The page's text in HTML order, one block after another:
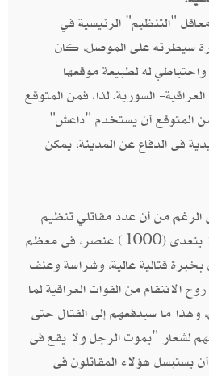
"التنظيم" الرئيسية في
سيطرته على الموصل، كان
له لطبيعة موقعها
السورية. لذا، فمن المتوقع
المتوقع أن يستخدم "داعش"
فى الدفاع عن المدينة، يمكن
الرغم من أن عدد مقاتلي تنظيم
"داعش" داخل "تعلفر" لا يتعدى (1000) عنصر، فى معظم
بخبرة قتالية عالية، وشراسة وعنف
الانتقام من القوات العراقية لما
ما سيدفعهم إلى القتال حتى
لشعار "يموت الرجل ولا يقع فى
يستبسل هؤلاء المقاتلون فى